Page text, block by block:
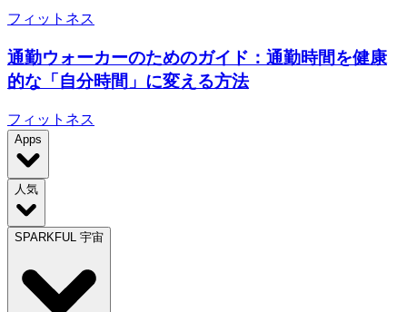
フィットネス
通勤ウォーカーのためのガイド：通勤時間を健康
的な「自分時間」に変える方法
フィットネス
Apps
人気
SPARKFUL 宇宙